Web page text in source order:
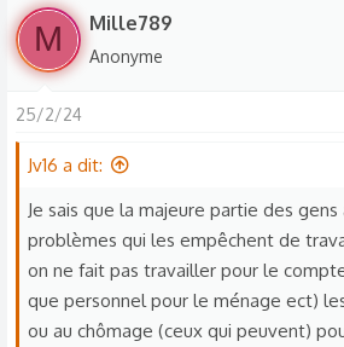
s
r
é
c
o
n
s
M Mille789
Anonyme
25/2/24
Jv16 a dit:
Je sais que la majeure partie des
problèmes qui les empêchent de
on ne fait pas travailler pour le
que personnel pour le ménage ect)
ou au chômage (ceux qui peuvent)